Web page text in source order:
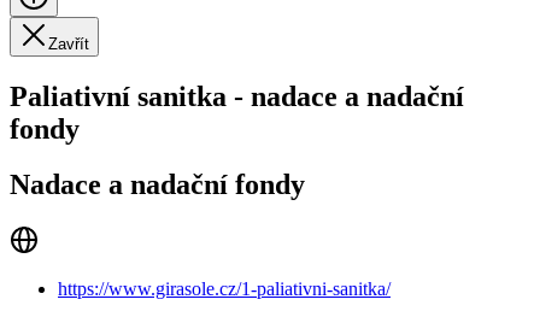
Zavřít
Paliativní sanitka - nadace a nadační
fondy
Nadace a nadační fondy
https://www.girasole.cz/1-paliativni-sanitka/